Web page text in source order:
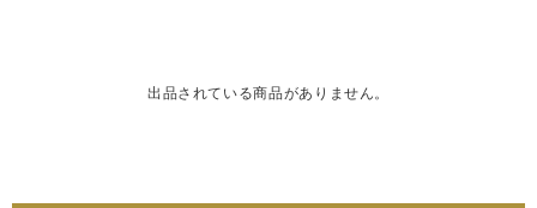
出品されている商品がありません。